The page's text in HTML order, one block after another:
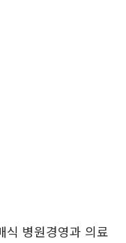
식 병원경영과 의료